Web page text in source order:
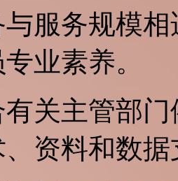
与服务规模
业素养。
有关主管部
资料和数